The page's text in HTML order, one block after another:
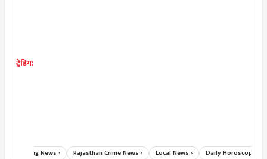
ट्रेडिंग:
Breaking News › Rajasthan Crime News › Local News › Daily Horoscope Hindi